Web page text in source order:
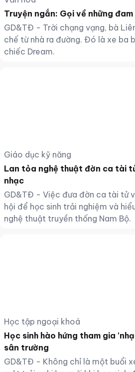
Truyện ngắn: Gọi về những đam
GD&TĐ - Trời chạng vạng, bà
chế từ nhà ra đường. Đó là xe ba
chiếc Dream.
Giáo dục kỹ năng
Lan tỏa nghệ thuật đờn ca tài
nhạc
GD&TĐ - Việc đưa đờn ca tài tử
hội để học sinh trải nghiệm và
nghệ thuật truyền thống Nam Bộ.
Học tập ngoại khoá
Học sinh hào hứng tham gia
sân trường
GD&TĐ - Không chỉ là một buổi